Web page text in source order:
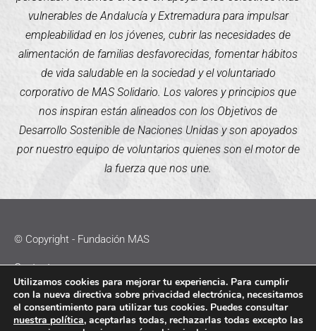
vulnerables de Andalucía y Extremadura para impulsar
empleabilidad en los jóvenes, cubrir las necesidades de
alimentación de familias desfavorecidas, fomentar hábitos
de vida saludable en la sociedad y el voluntariado
corporativo de MAS Solidario. Los valores y principios que
nos inspiran están alineados con los Objetivos de
Desarrollo Sostenible de Naciones Unidas y son apoyados
por nuestro equipo de voluntarios quienes son el motor de
la fuerza que nos une.
© Copyright - Fundación MAS
Contacto
Política de Cookies
Política de Privacidad
Utilizamos cookies para mejorar tu experiencia. Para cumplir
con la nueva directiva sobre privacidad electrónica, necesitamos
el consentimiento para utilizar tus cookies. Puedes consultar
nuestra política, aceptarlas todas, rechazarlas todas excepto las